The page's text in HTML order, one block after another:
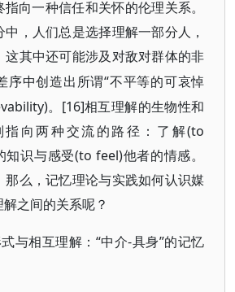
向一种信任和关怀的伦理关系。
，人们总是选择理解一部分人，
这其中还可能涉及对敌对群体的非
序中创造出所谓“不平等的可哀悼
。[16]相互理解的生物性和
向两种交流的路径：了解(to
识与感受(to feel)他者的情感。
那么，记忆理论与实践如何认识媒
之间的关系呢？
与相互理解：“中介-具身”的记忆